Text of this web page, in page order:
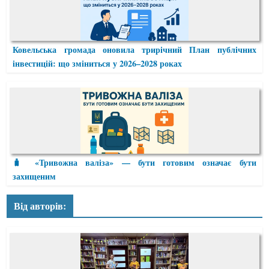
Ковельська громада оновила трирічний План публічних
інвестицій: що зміниться у 2026–2028 роках
🧳 «Тривожна валіза» — бути готовим означає бути
захищеним
Від авторів: